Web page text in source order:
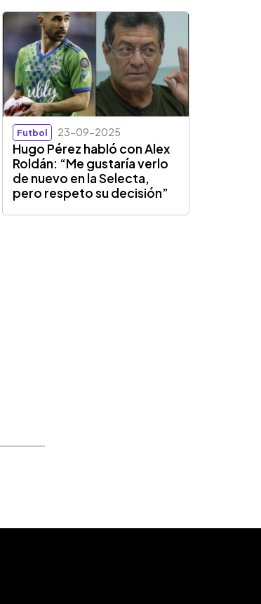
Futbol 23-09-2025
Hugo Pérez habló con Alex
Roldán: “Me gustaría verlo
de nuevo en la Selecta,
pero respeto su decisión”